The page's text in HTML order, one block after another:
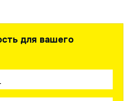
для вашего